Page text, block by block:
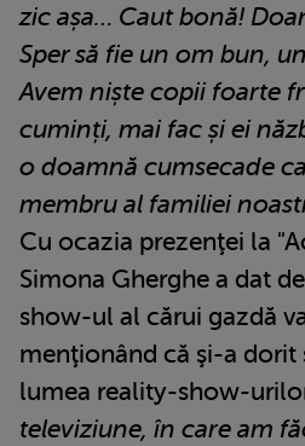
zic așa… Caut bonă!
Sper să fie un om bun,
Avem niște copii foarte
cuminți, mai fac și ei
o doamnă cumsecade
membru al familiei
Cu ocazia prezenţei la
Simona Gherghe a dat
show-ul al cărui gazdă
menţionând că şi-a dorit
lumea reality-show-
televiziune, în care am